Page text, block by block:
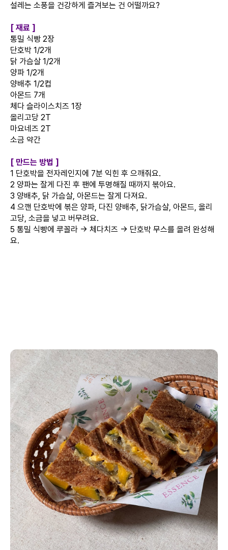
설레는 소풍을 건강하게 즐겨보는 건 어떨까요?
[ 재료 ]
통밀 식빵 2장
단호박 1/2개
닭 가슴살 1/2개
양파 1/2개
양배추 1/2컵
아몬드 7개
체다 슬라이스치즈 1장
올리고당 2T
마요네즈 2T
소금 약간
[ 만드는 방법 ]
1 단호박을 전자레인지에 7분 익힌 후 으깨줘요.
2 양파는 잘게 다진 후 팬에 투명해질 때까지 볶아요.
3 양배추, 닭 가슴살, 아몬드는 잘게 다져요.
4 으깬 단호박에 볶은 양파, 다진 양배추, 닭가슴살, 아몬드, 올리
고당, 소금을 넣고 버무려요.
5 통밀 식빵에 루꼴라 → 체다치즈 → 단호박 무스를 올려 완성해
요.